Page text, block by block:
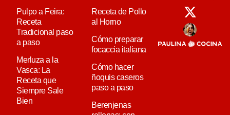
Pulpo a Feira:
Receta
Tradicional paso
a paso
Merluza a la
Vasca: La
Receta que
Siempre Sale
Bien
Receta de Pollo
al Horno
Cómo preparar
focaccia italiana
Cómo hacer
ñoquis caseros
paso a paso
Berenjenas